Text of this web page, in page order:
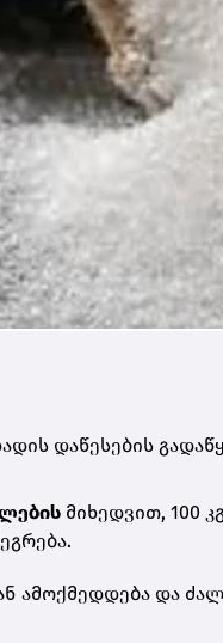
დაწესების
მიხედვით, 100
ამოქმედდება და